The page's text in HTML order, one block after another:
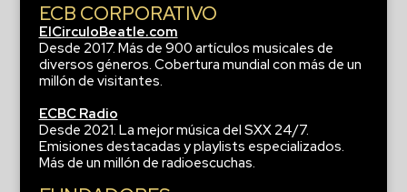
ECB CORPORATIVO
ElCirculoBeatle.com
Desde 2017. Más de 900 artículos musicales de
diversos géneros. Cobertura mundial con más de un
millón de visitantes.
ECBC Radio
Desde 2021. La mejor música del SXX 24/7.
Emisiones destacadas y playlists especializados.
Más de un millón de radioescuchas.